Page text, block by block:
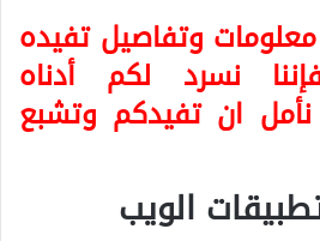
وتفاصيل تفيده
نسرد لكم أدناه
نأمل ان تفيدكم وتشبع
الويب